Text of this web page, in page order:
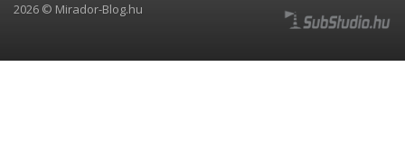
2026 © Mirador-Blog.hu